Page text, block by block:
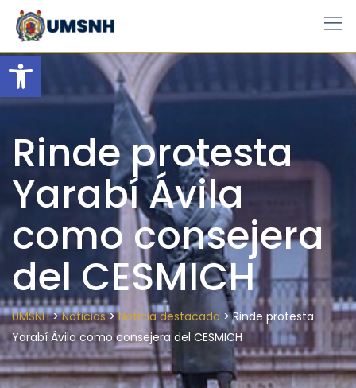
Open toolbar
Skip
content
Rinde protesta
Yarabí Ávila
como consejera
del CESMICH
UMSNH>Noticias>Noticia destacada >Rinde protesta
Yarabí Ávila como consejera del CESMICH